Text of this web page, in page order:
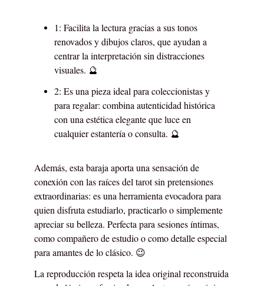
1: Facilita la lectura gracias a sus tonos
renovados y dibujos claros, que ayudan a
centrar la interpretación sin distracciones
visuales. 🔮
2: Es una pieza ideal para coleccionistas y
para regalar: combina autenticidad histórica
con una estética elegante que luce en
cualquier estantería o consulta. 🔮
Además, esta baraja aporta una sensación de
conexión con las raíces del tarot sin pretensiones
extraordinarias: es una herramienta evocadora para
quien disfruta estudiarlo, practicarlo o simplemente
apreciar su belleza. Perfecta para sesiones íntimas,
como compañero de estudio o como detalle especial
para amantes de lo clásico. 😉
La reproducción respeta la idea original reconstruida